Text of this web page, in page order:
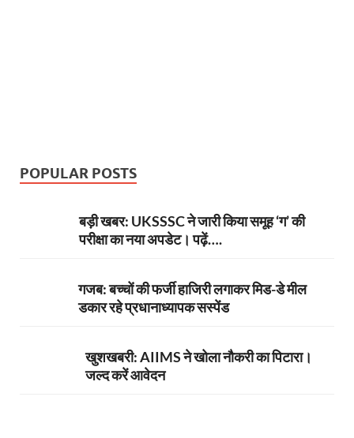
POPULAR POSTS
बड़ी खबर: UKSSSC ने जारी किया समूह ‘ग’ की
परीक्षा का नया अपडेट। पढ़ें….
गजब: बच्चों की फर्जी हाजिरी लगाकर मिड-डे मील
डकार रहे प्रधानाध्यापक सस्पेंड
खुशखबरी: AIIMS ने खोला नौकरी का पिटारा।
जल्द करें आवेदन